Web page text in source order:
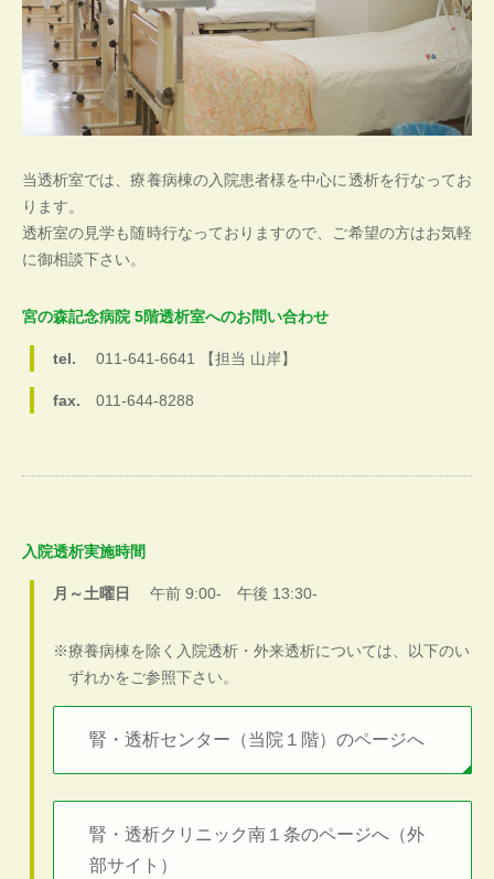
当透析室では、療養病棟の入院患者様を中心に透析を行なってお
ります。
透析室の見学も随時行なっておりますので、ご希望の方はお気軽
に御相談下さい。
宮の森記念病院 5階透析室へのお問い合わせ
tel. 011-641-6641 【担当 山岸】
fax. 011-644-8288
入院透析実施時間
月～土曜日 午前 9:00- 午後 13:30-
療養病棟を除く入院透析・外来透析については、以下のい
ずれかをご参照下さい。
腎・透析センター（当院１階）のページへ
腎・透析クリニック南１条のページへ（外
部サイト）